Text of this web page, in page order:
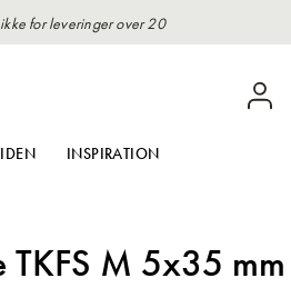
for leveringer over 20
INSPIRATION
TKFS M 5x35 mm